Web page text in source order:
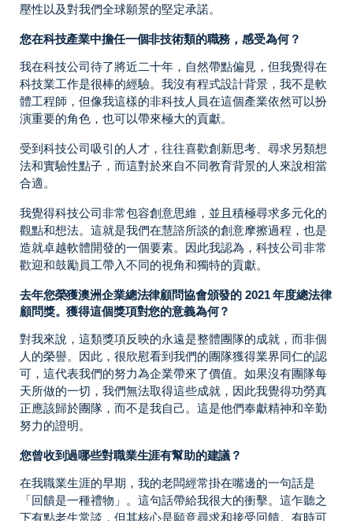
壓性以及對我們全球願景的堅定承諾。
您在科技產業中擔任一個非技術類的職務，感受為何？
我在科技公司待了將近二十年，自然帶點偏見，但我覺得在
科技業工作是很棒的經驗。我沒有程式設計背景，我不是軟
體工程師，但像我這樣的非科技人員在這個產業依然可以扮
演重要的角色，也可以帶來極大的貢獻。
受到科技公司吸引的人才，往往喜歡創新思考、尋求另類想
法和實驗性點子，而這對於來自不同教育背景的人來說相當
合適。
我覺得科技公司非常包容創意思維，並且積極尋求多元化的
觀點和想法。這就是我們在慧諮所談的創意摩擦過程，也是
造就卓越軟體開發的一個要素。因此我認為，科技公司非常
歡迎和鼓勵員工帶入不同的視角和獨特的貢獻。
去年您榮獲澳洲企業總法律顧問協會頒發的 2021 年度總法律
顧問獎。獲得這個獎項對您的意義為何？
對我來說，這類獎項反映的永遠是整體團隊的成就，而非個
人的榮譽。因此，很欣慰看到我們的團隊獲得業界同仁的認
可，這代表我們的努力為企業帶來了價值。如果沒有團隊每
天所做的一切，我們無法取得這些成就，因此我覺得功勞真
正應該歸於團隊，而不是我自己。這是他們奉獻精神和辛勤
努力的證明。
您曾收到過哪些對職業生涯有幫助的建議？
在我職業生涯的早期，我的老闆經常掛在嘴邊的一句話是
「回饋是一種禮物」。這句話帶給我很大的衝擊。這乍聽之
下有點老生常談，但其核心是願意尋求和接受回饋。有時可